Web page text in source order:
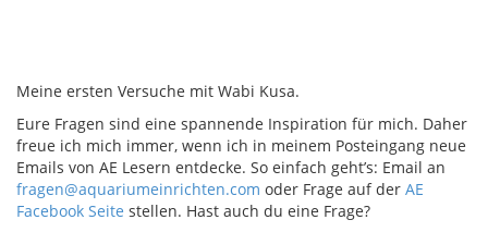
Meine ersten Versuche mit Wabi Kusa.
Eure Fragen sind eine spannende Inspiration für mich. Daher
freue ich mich immer, wenn ich in meinem Posteingang neue
Emails von AE Lesern entdecke. So einfach geht’s: Email an
fragen@aquariumeinrichten.com oder Frage auf der AE
Facebook Seite stellen. Hast auch du eine Frage?